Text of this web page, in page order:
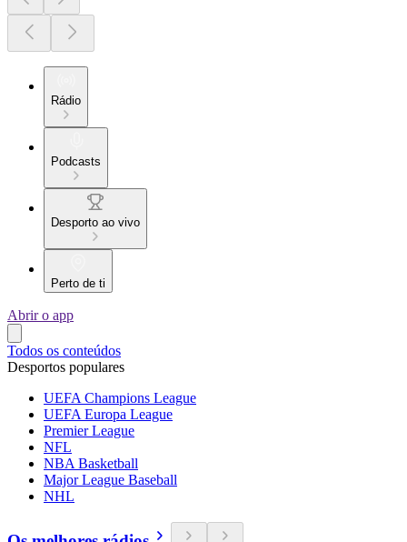
Rádio
Podcasts
Desporto ao vivo
Perto de ti
Abrir o app
Todos os conteúdos
Desportos populares
UEFA Champions League
UEFA Europa League
Premier League
NFL
NBA Basketball
Major League Baseball
NHL